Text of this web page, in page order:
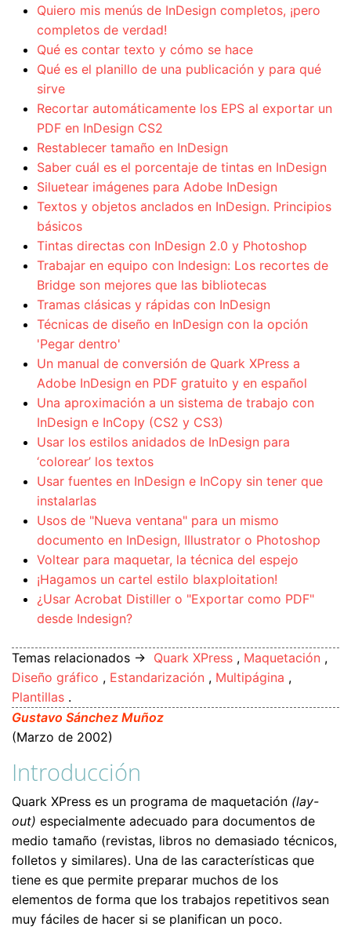
Quiero mis menús de InDesign completos, ¡pero
completos de verdad!
Qué es contar texto y cómo se hace
Qué es el planillo de una publicación y para qué
sirve
Recortar automáticamente los EPS al exportar un
PDF en InDesign CS2
Restablecer tamaño en InDesign
Saber cuál es el porcentaje de tintas en InDesign
Siluetear imágenes para Adobe InDesign
Textos y objetos anclados en InDesign. Principios
básicos
Tintas directas con InDesign 2.0 y Photoshop
Trabajar en equipo con Indesign: Los recortes de
Bridge son mejores que las bibliotecas
Tramas clásicas y rápidas con InDesign
Técnicas de diseño en InDesign con la opción
'Pegar dentro'
Un manual de conversión de Quark XPress a
Adobe InDesign en PDF gratuito y en español
Una aproximación a un sistema de trabajo con
InDesign e InCopy (CS2 y CS3)
Usar los estilos anidados de InDesign para
‘colorear’ los textos
Usar fuentes en InDesign e InCopy sin tener que
instalarlas
Usos de "Nueva ventana" para un mismo
documento en InDesign, Illustrator o Photoshop
Voltear para maquetar, la técnica del espejo
¡Hagamos un cartel estilo blaxploitation!
¿Usar Acrobat Distiller o "Exportar como PDF"
desde Indesign?
Temas relacionados → Quark XPress , Maquetación ,
Diseño gráfico , Estandarización , Multipágina ,
Plantillas .
Gustavo Sánchez Muñoz
(Marzo de 2002)
Introducción
Quark XPress es un programa de maquetación (lay-
out) especialmente adecuado para documentos de
medio tamaño (revistas, libros no demasiado técnicos,
folletos y similares). Una de las características que
tiene es que permite preparar muchos de los
elementos de forma que los trabajos repetitivos sean
muy fáciles de hacer si se planifican un poco.